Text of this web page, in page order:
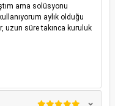
ama solüsyonu
aylık olduğu
uzun süre takınca kuruluk